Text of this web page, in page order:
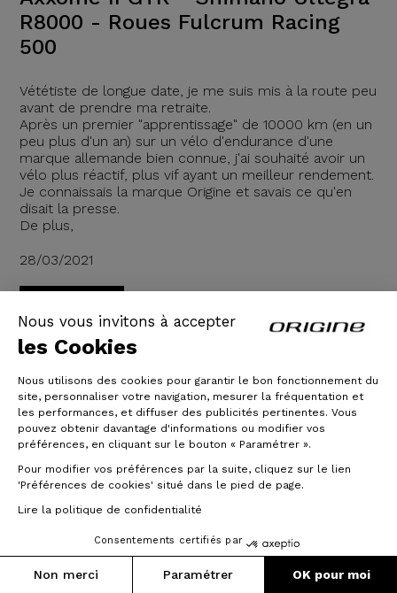
Nous vous invitons à accepter
les Cookies
Nous utilisons des cookies pour garantir le bon fonctionnement du
site, personnaliser votre navigation, mesurer la fréquentation et
les performances, et diffuser des publicités pertinentes. Vous
pouvez obtenir davantage d'informations ou modifier vos
préférences, en cliquant sur le bouton « Paramétrer ».
Pour modifier vos préférences par la suite, cliquez sur le lien
'Préférences de cookies' situé dans le pied de page.
Lire la politique de confidentialité
Consentements certifiés par
Non merci Paramétrer OK pour moi
R8000 - Roues Fulcrum Racing
500
Vététiste de longue date, je me suis mis à la route peu
avant de prendre ma retraite.
Après un premier "apprentissage" de 10000 km (en un
peu plus d'un an) sur un vélo d'endurance d'une
marque allemande bien connue, j'ai souhaité avoir un
vélo plus réactif, plus vif ayant un meilleur rendement.
Je connaissais la marque Origine et savais ce qu'en
disait la presse.
De plus,
28/03/2021